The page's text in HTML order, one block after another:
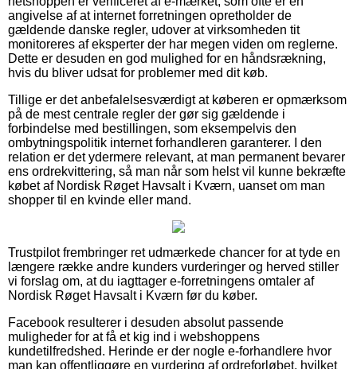
angivelse af at internet forretningen opretholder de
gældende danske regler, udover at virksomheden tit
monitoreres af eksperter der har megen viden om reglerne.
Dette er desuden en god mulighed for en håndsrækning,
hvis du bliver udsat for problemer med dit køb.
Tillige er det anbefalelsesværdigt at køberen er opmærksom
på de mest centrale regler der gør sig gældende i
forbindelse med bestillingen, som eksempelvis den
ombytningspolitik internet forhandleren garanterer. I den
relation er det ydermere relevant, at man permanent bevarer
ens ordrekvittering, så man når som helst vil kunne bekræfte
købet af Nordisk Røget Havsalt i Kværn, uanset om man
shopper til en kvinde eller mand.
Trustpilot frembringer ret udmærkede chancer for at tyde en
længere række andre kunders vurderinger og herved stiller
vi forslag om, at du iagttager e-forretningens omtaler af
Nordisk Røget Havsalt i Kværn før du køber.
Facebook resulterer i desuden absolut passende
muligheder for at få et kig ind i webshoppens
kundetilfredshed. Herinde er der nogle e-forhandlere hvor
man kan offentliggøre en vurdering af ordreforløbet, hvilket